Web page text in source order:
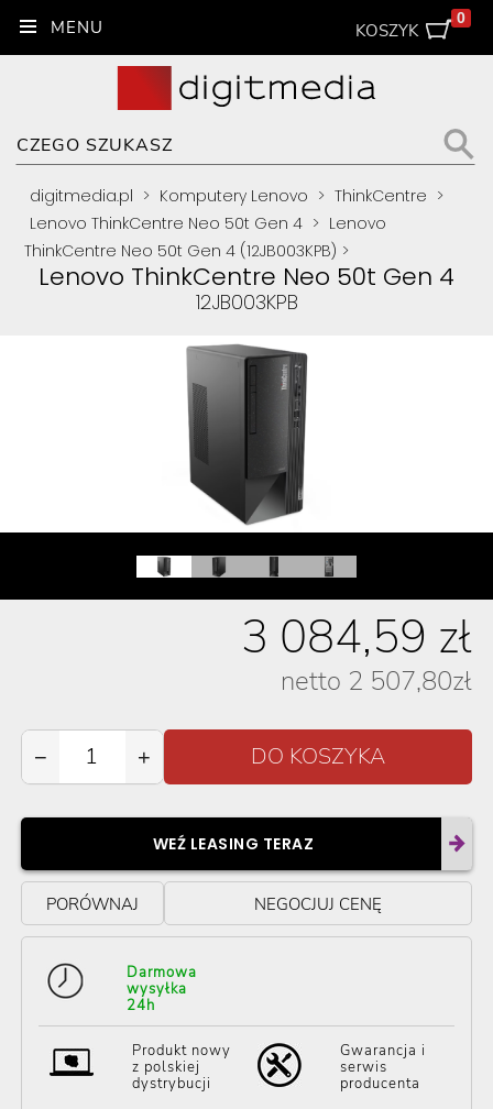
KOSZYK
0
digitmedia.pl > Komputery Lenovo > ThinkCentre >
Lenovo ThinkCentre Neo 50t Gen 4 > Lenovo
ThinkCentre Neo 50t Gen 4 (12JB003KPB) >
Lenovo ThinkCentre Neo 50t Gen 4
12JB003KPB
3 084,59 zł
netto 2 507,80zł
− +
WEŹ LEASING TERAZ
PORÓWNAJ NEGOCJUJ CENĘ
Darmowa
wysyłka
24h
Produkt nowy
z polskiej
dystrybucji
Gwarancja i
serwis
producenta